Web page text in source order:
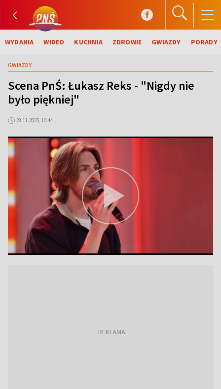
WYDANIA WIDEO KUCHNIA ZDROWIE GWIAZDY PORADY
GWIAZDY
Scena PnŚ: Łukasz Reks - "Nigdy nie
było piękniej"
28.11.2025, 10:44